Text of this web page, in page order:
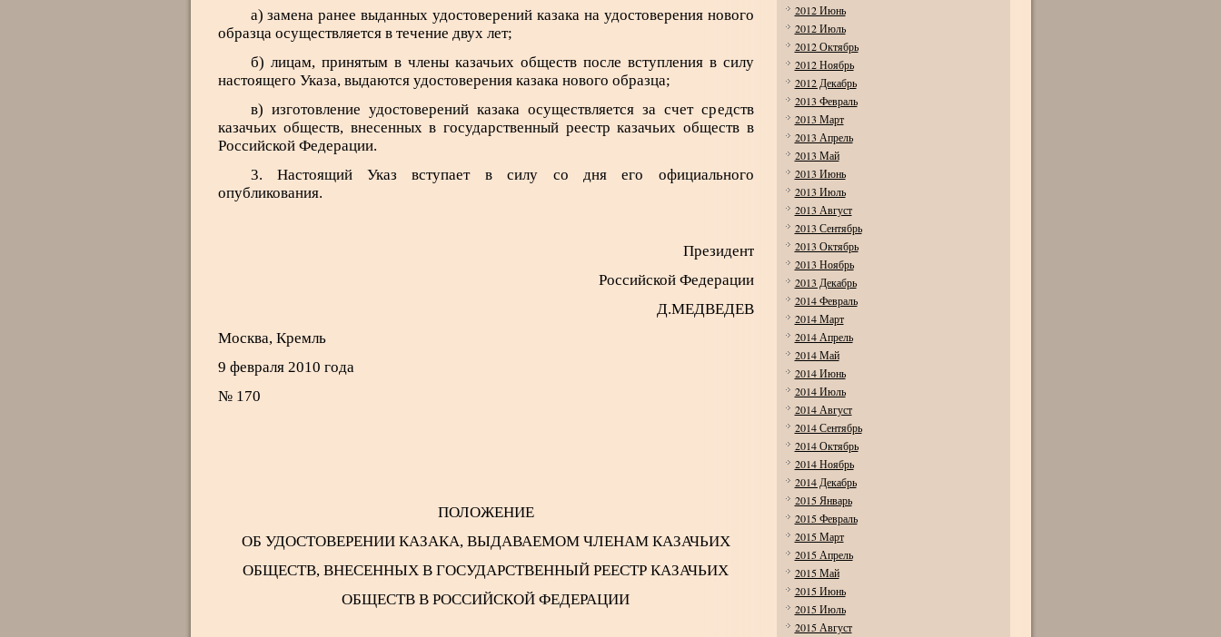
а) замена ранее выданных удостоверений казака на удостоверения нового
образца осуществляется в течение двух лет;
б) лицам, принятым в члены казачьих обществ после вступления в силу
настоящего Указа, выдаются удостоверения казака нового образца;
в) изготовление удостоверений казака осуществляется за счет средств
казачьих обществ, внесенных в государственный реестр казачьих обществ в
Российской Федерации.
3. Настоящий Указ вступает в силу со дня его официального
опубликования.
Президент
Российской Федерации
Д.МЕДВЕДЕВ
Москва, Кремль
9 февраля 2010 года
№ 170
ПОЛОЖЕНИЕ
ОБ УДОСТОВЕРЕНИИ КАЗАКА, ВЫДАВАЕМОМ ЧЛЕНАМ КАЗАЧЬИХ
ОБЩЕСТВ, ВНЕСЕННЫХ В ГОСУДАРСТВЕННЫЙ РЕЕСТР КАЗАЧЬИХ
ОБЩЕСТВ В РОССИЙСКОЙ ФЕДЕРАЦИИ
2012 Июнь
2012 Июль
2012 Октябрь
2012 Ноябрь
2012 Декабрь
2013 Февраль
2013 Март
2013 Апрель
2013 Май
2013 Июнь
2013 Июль
2013 Август
2013 Сентябрь
2013 Октябрь
2013 Ноябрь
2013 Декабрь
2014 Февраль
2014 Март
2014 Апрель
2014 Май
2014 Июнь
2014 Июль
2014 Август
2014 Сентябрь
2014 Октябрь
2014 Ноябрь
2014 Декабрь
2015 Январь
2015 Февраль
2015 Март
2015 Апрель
2015 Май
2015 Июнь
2015 Июль
2015 Август